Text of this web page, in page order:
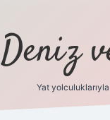
Deniz
Yat